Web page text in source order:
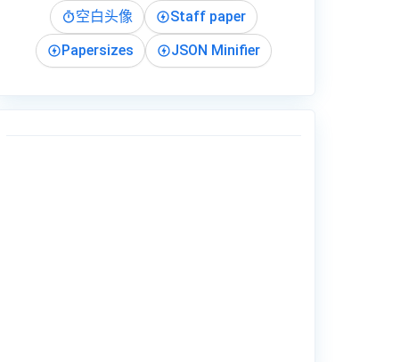
空白头像
Staff paper
Papersizes
JSON Minifier